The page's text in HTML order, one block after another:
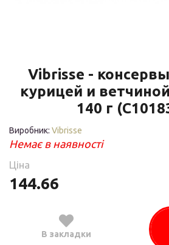
Vibrisse -
курицей и
140 г
Виробник: Vibrisse
Немає в наявності
Ціна
144.66
В закладки